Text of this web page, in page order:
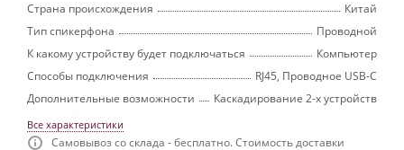
Страна происхождения
Китай
Тип спикерфона
Проводной
К какому устройству будет подключаться
Компьютер
Способы подключения
RJ45, Проводное USB-C
Дополнительные возможности
Каскадирование 2-х устройств
Все характеристики
Самовывоз со склада - бесплатно. Стоимость доставки